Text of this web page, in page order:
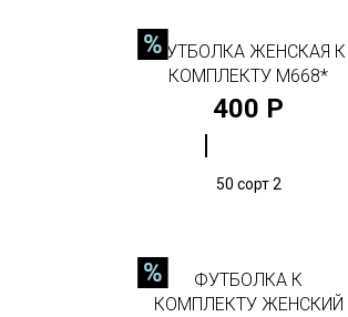
ФУТБОЛКА ЖЕНСКАЯ К
КОМПЛЕКТУ М668*
400 Р
50 сорт 2
ФУТБОЛКА К
КОМПЛЕКТУ ЖЕНСКИЙ